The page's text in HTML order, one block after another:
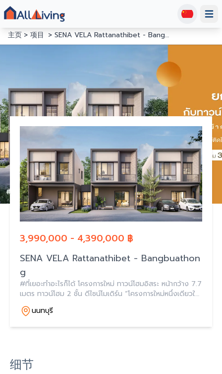
主页
项目 SENA VELA Rattanathibet - Bangbuathong
3,990,000 - 4,390,000 ฿
SENA VELA Rattanathibet - Bangbuathon
g
#ที่เยอะทำอะไรก็ได้ โครงการใหม่ ทาวน์โฮมอิสระ หน้ากว้าง 7.7
เมตร ทาวน์โฮม 2 ชั้น ดีไซน์โมเดิร์น “โครงการใหม่หนึ่งเดียวใน
นนทบุรี
细节